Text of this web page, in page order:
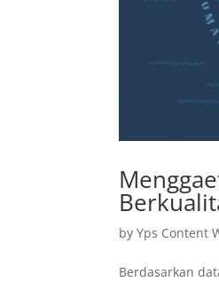
byYps Content
Berdasarkan